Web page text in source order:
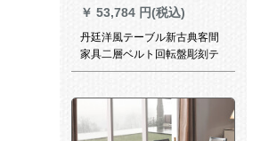
￥ 53,784 円(税込)
丹廷洋風テーブル新古典客間
家具二層ベルト回転盤彫刻テ
ーブルとテーブルセット6人テ
1300*700*850【木面】